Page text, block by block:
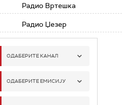
Радио Вртешка
Радио Џезер
ОДАБЕРИТЕ КАНАЛ
РАДИО БЕОГРАД 1
ОДАБЕРИТЕ ЕМИСИЈУ